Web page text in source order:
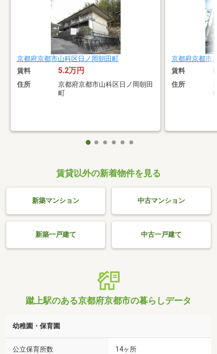
京都府京都市山科区日ノ岡朝田町
賃料 5.2万円
住所
京都府京都市山科区日ノ岡朝田
町
京都府京都市
賃料
住所
賃貸以外の新着物件を見る
新築マンション 中古マンション
新築一戸建て 中古一戸建て
蹴上駅のある京都府京都市の暮らしデータ
幼稚園・保育園
公立保育所数
14ヶ所